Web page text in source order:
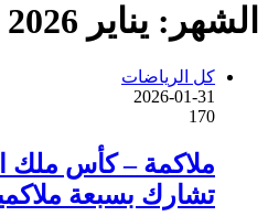
الشهر: يناير 2026
كل الرياضات
2026-01-31
170
ملاكمة – كأس ملك
تشارك بسبعة